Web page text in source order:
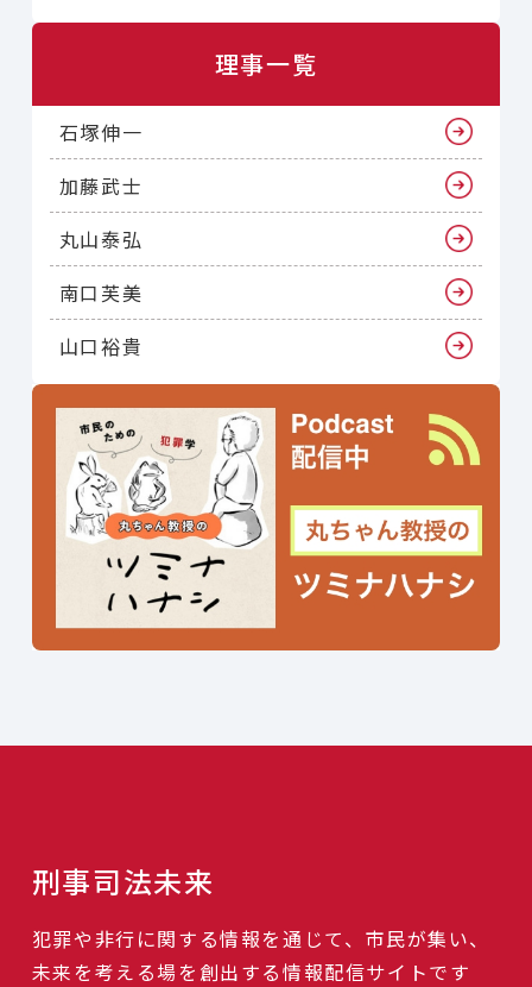
理事一覧
石塚伸一
加藤武士
丸山泰弘
南口芙美
山口裕貴
刑事司法未来
犯罪や非行に関する情報を通じて、市民が集い、
未来を考える場を創出する情報配信サイトです